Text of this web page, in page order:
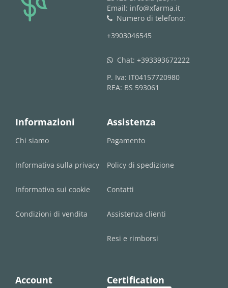
Email: info@xfarma.it
phone
Numero di telefono:
+3903046545
whatsapp Chat: +393393672222
P. Iva: IT04157720980
REA: BS 593061
Informazioni
Chi siamo
Informativa sulla privacy
Informativa sui cookie
Condizioni di vendita
Assistenza
Pagamento
Policy di spedizione
Contatti
Assistenza clienti
Resi e rimborsi
Account Certification